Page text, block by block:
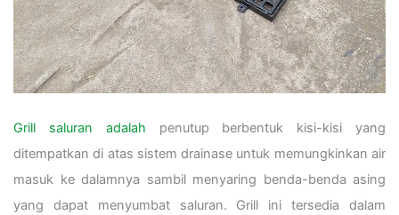
Grill saluran adalah penutup berbentuk kisi-kisi yang
ditempatkan di atas sistem drainase untuk memungkinkan air
masuk ke dalamnya sambil menyaring benda-benda asing
yang dapat menyumbat saluran. Grill ini tersedia dalam